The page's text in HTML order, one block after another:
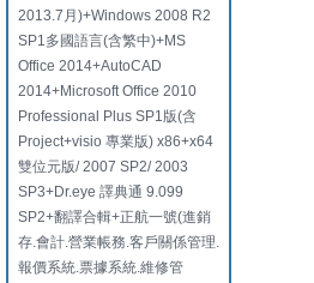
2013.7月)+Windows 2008 R2
SP1多國語言(含繁中)+MS
Office 2014+AutoCAD
2014+Microsoft Office 2010
Professional Plus SP1版(含
Project+visio 專業版) x86+x64
雙位元版/ 2007 SP2/ 2003
SP3+Dr.eye 譯典通 9.099
SP2+翻譯合輯+正航一號(進銷
存.會計.營業帳務.客戶關係管理.
報價系統.票據系統.維修管